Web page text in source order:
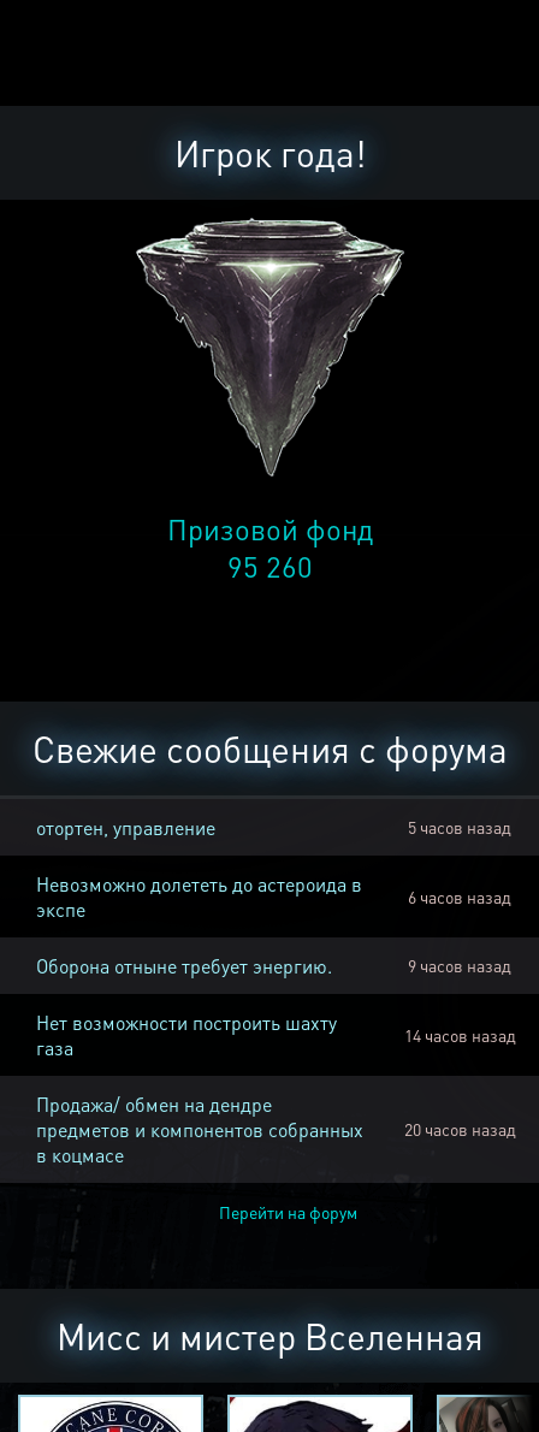
Игрок года!
Призовой фонд
95 260
Свежие сообщения с форума
отортен, управление 5 часов назад
Невозможно долететь до астероида в
экспе
6 часов назад
Оборона отныне требует энергию. 9 часов назад
Нет возможности построить шахту
газа
14 часов назад
Продажа/ обмен на дендре
предметов и компонентов собранных
в коцмасе
20 часов назад
Перейти на форум
Мисс и мистер Вселенная